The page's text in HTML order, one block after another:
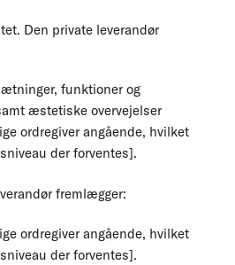
Den private leverandør
funktioner og
æstetiske overvejelser
ordregiver angående, hvilket
der forventes].
fremlægger:
ordregiver angående, hvilket
der forventes].